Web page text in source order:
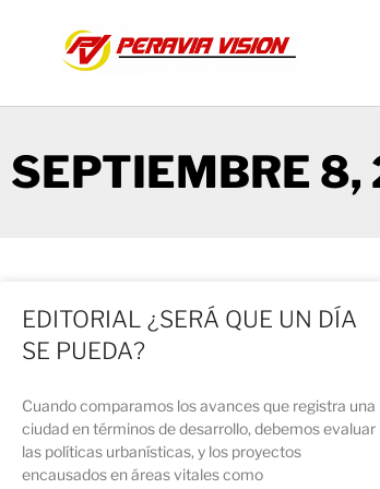
SEPTIEMBRE 8,
EDITORIAL ¿SERÁ QUE UN DÍA
SE PUEDA?
Cuando comparamos los avances que registra una
ciudad en términos de desarrollo, debemos evaluar
las políticas urbanísticas, y los proyectos
encausados en áreas vitales como